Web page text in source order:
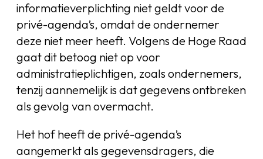
informatieverplichting niet geldt voor de
privé-agenda’s, omdat de ondernemer
deze niet meer heeft. Volgens de Hoge Raad
gaat dit betoog niet op voor
administratieplichtigen, zoals ondernemers,
tenzij aannemelijk is dat gegevens ontbreken
als gevolg van overmacht.
Het hof heeft de privé-agenda’s
aangemerkt als gegevensdragers, die